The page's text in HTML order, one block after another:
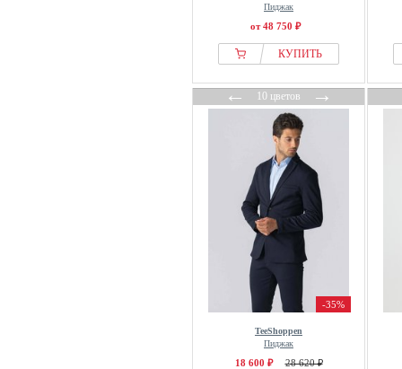
Пиджак
от 48 750 ₽
КУПИТЬ
←10 цветов→
-35%
TeeShoppen
Пиджак
18 600 ₽ 28 620 ₽